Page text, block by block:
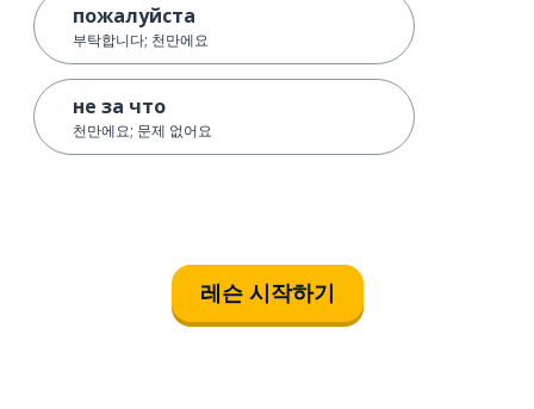
пожалуйста
부탁합니다; 천만에요
не за что
천만에요; 문제 없어요
레슨 시작하기